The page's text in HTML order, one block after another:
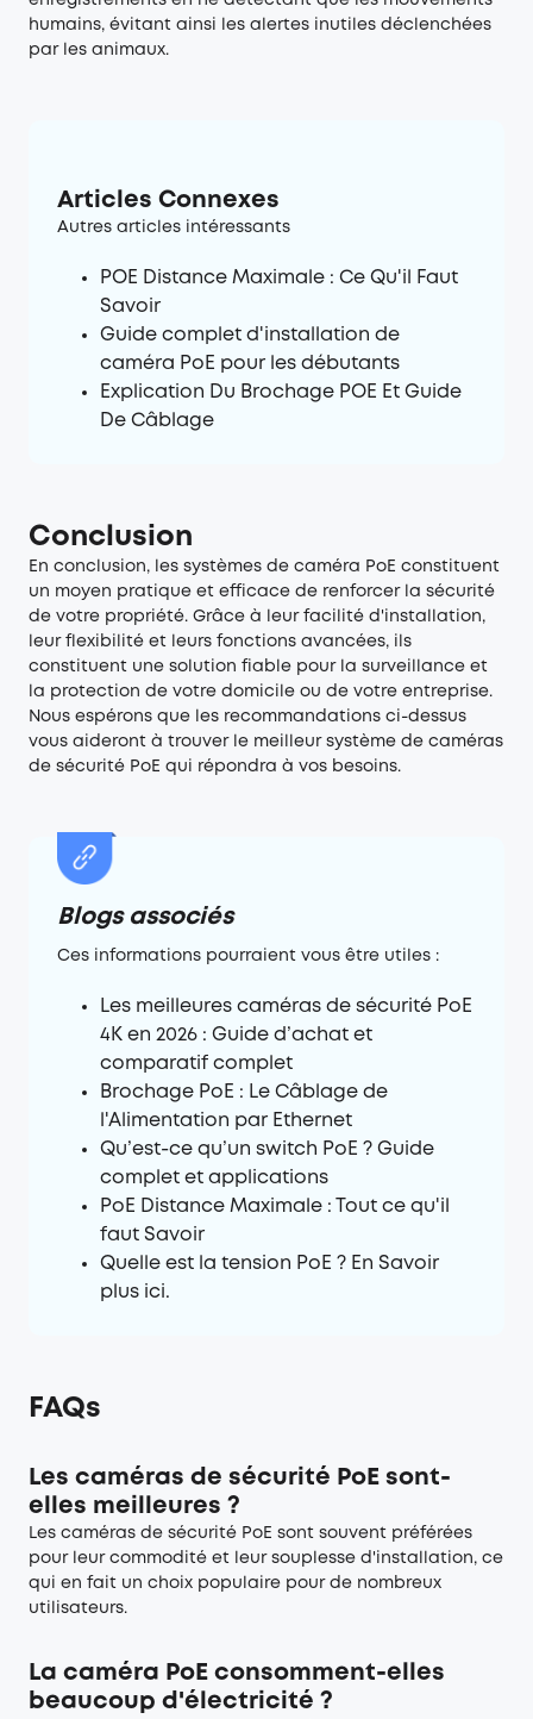
humains, évitant ainsi les alertes inutiles déclenchées
par les animaux.
Articles Connexes
Autres articles intéressants
POE Distance Maximale : Ce Qu'il Faut
Savoir
Guide complet d'installation de
caméra PoE pour les débutants
Explication Du Brochage POE Et Guide
De Câblage
Conclusion
En conclusion, les systèmes de caméra PoE constituent
un moyen pratique et efficace de renforcer la sécurité
de votre propriété. Grâce à leur facilité d'installation,
leur flexibilité et leurs fonctions avancées, ils
constituent une solution fiable pour la surveillance et
la protection de votre domicile ou de votre entreprise.
Nous espérons que les recommandations ci-dessus
vous aideront à trouver le meilleur système de caméras
de sécurité PoE qui répondra à vos besoins.
Blogs associés
Ces informations pourraient vous être utiles :
Les meilleures caméras de sécurité PoE
4K en 2026 : Guide d’achat et
comparatif complet
Brochage PoE : Le Câblage de
l'Alimentation par Ethernet
Qu’est-ce qu’un switch PoE ? Guide
complet et applications
PoE Distance Maximale : Tout ce qu'il
faut Savoir
Quelle est la tension PoE ? En Savoir
plus ici.
FAQs
Les caméras de sécurité PoE sont-
elles meilleures ?
Les caméras de sécurité PoE sont souvent préférées
pour leur commodité et leur souplesse d'installation, ce
qui en fait un choix populaire pour de nombreux
utilisateurs.
La caméra PoE consomment-elles
beaucoup d'électricité ?